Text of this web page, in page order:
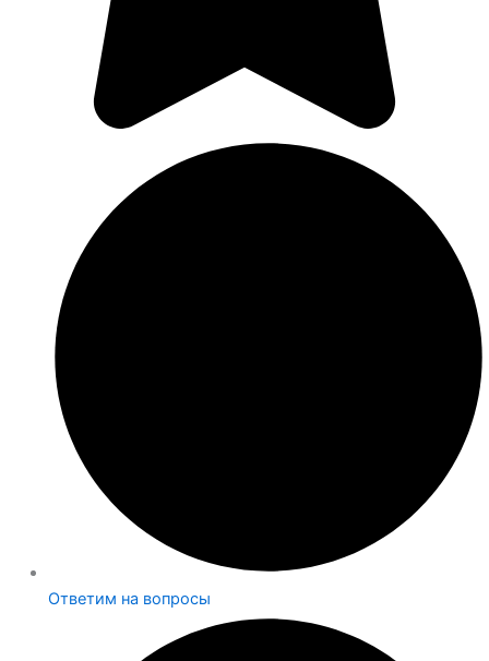
Ответим на вопросы